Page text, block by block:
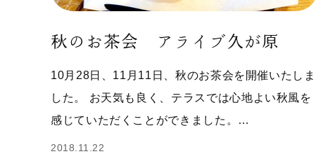
秋のお茶会 アライブ久が原
10月28日、11月11日、秋のお茶会を開催いたしま
した。 お天気も良く、テラスでは心地よい秋風を
感じていただくことができました。…
2018.11.22